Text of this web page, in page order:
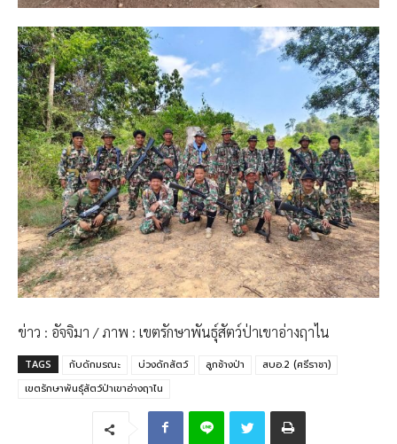
ข่าว : อัจจิมา / ภาพ : เขตรักษาพันธุ์สัตว์ป่าเขาอ่างฤาไน
TAGS กับดักมรณะ บ่วงดักสัตว์ ลูกช้างป่า
สบอ.2 (ศรีราชา)
เขตรักษาพันธุ์สัตว์ป่าเขาอ่างฤาไน